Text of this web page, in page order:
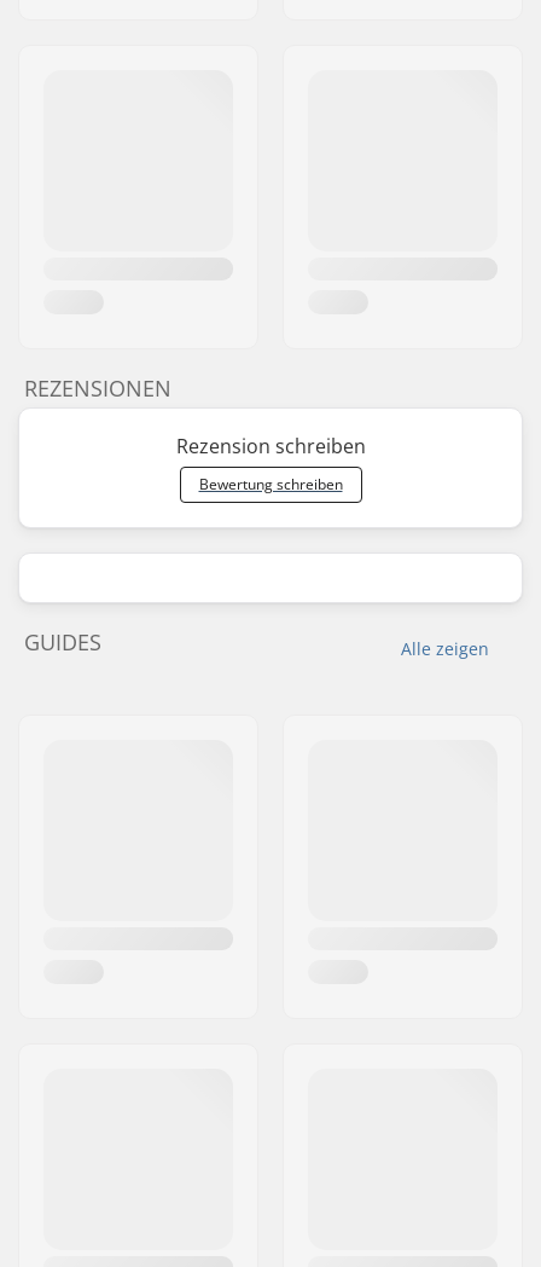
REZENSIONEN
Rezension schreiben
Bewertung schreiben
Alle zeigen
GUIDES